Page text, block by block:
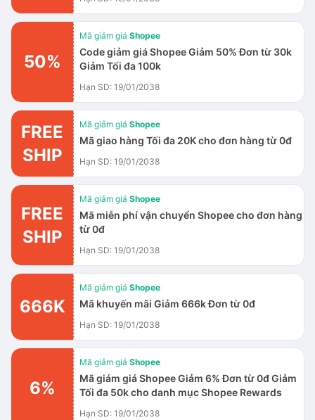
50%
Mã giảm giá Shopee
Code giảm giá Shopee Giảm 50% Đơn từ 30k
Giảm Tối đa 100k
Hạn SD: 19/01/2038
FREE
SHIP
Mã giảm giá Shopee
Mã giao hàng Tối đa 20K cho đơn hàng từ 0đ
Hạn SD: 19/01/2038
FREE
SHIP
Mã giảm giá Shopee
Mã miễn phí vận chuyển Shopee cho đơn hàng
từ 0đ
Hạn SD: 19/01/2038
666K
Mã giảm giá Shopee
Mã khuyến mãi Giảm 666k Đơn từ 0đ
Hạn SD: 19/01/2038
6%
Mã giảm giá Shopee
Mã giám giá Shopee Giảm 6% Đơn từ 0đ Giảm
Tối đa 50k cho danh mục Shopee Rewards
Hạn SD: 19/01/2038